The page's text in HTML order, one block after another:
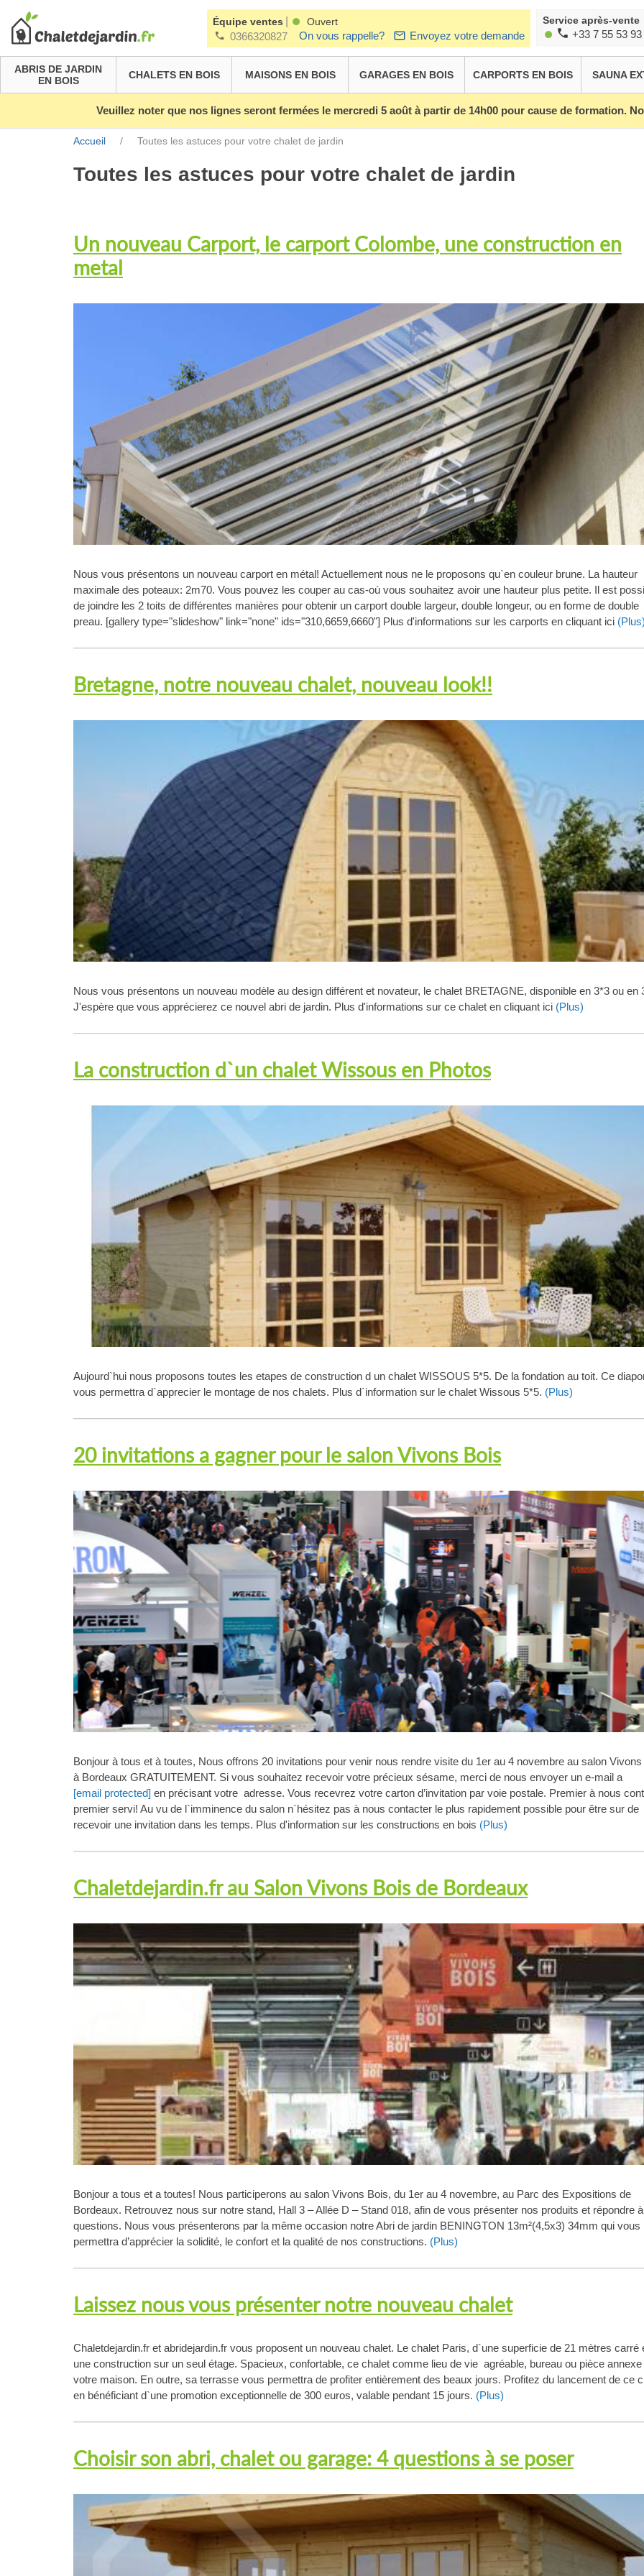
Équipe ventes Ouvert
0366320827 On vous rappelle? Envoyez votre demande
Service après-vente
+33 7 55 53 93
ABRIS DE JARDIN
EN BOIS
CHALETS EN BOIS MAISONS EN BOIS GARAGES EN BOIS CARPORTS EN BOIS SAUNA
Veuillez noter que nos lignes seront fermées le mercredi 5 août à partir de 14h00 pour cause de formation.
Accueil / Toutes les astuces pour votre chalet de jardin
Toutes les astuces pour votre chalet de jardin
Un nouveau Carport, le carport Colombe, une construction en
metal
Nous vous présentons un nouveau carport en métal! Actuellement nous ne le proposons qu`en couleur brune. La hauteur
maximale des poteaux: 2m70. Vous pouvez les couper au cas-où vous souhaitez avoir une hauteur plus petite. Il est
de joindre les 2 toits de différentes manières pour obtenir un carport double largeur, double longeur, ou en forme de double
preau. [gallery type="slideshow" link="none" ids="310,6659,6660"] Plus d'informations sur les carports en cliquant ici
Bretagne, notre nouveau chalet, nouveau look!!
Nous vous présentons un nouveau modèle au design différent et novateur, le chalet BRETAGNE, disponible en 3*3 ou en
J'espère que vous apprécierez ce nouvel abri de jardin. Plus d'informations sur ce chalet en cliquant ici (Plus)
La construction d`un chalet Wissous en Photos
Aujourd`hui nous proposons toutes les etapes de construction d un chalet WISSOUS 5*5. De la fondation au toit. Ce
vous permettra d`apprecier le montage de nos chalets. Plus d`information sur le chalet Wissous 5*5. (Plus)
20 invitations a gagner pour le salon Vivons Bois
Bonjour à tous et à toutes, Nous offrons 20 invitations pour venir nous rendre visite du 1er au 4 novembre au salon
à Bordeaux GRATUITEMENT. Si vous souhaitez recevoir votre précieux sésame, merci de nous envoyer un e-mail a
[email protected] en précisant votre adresse. Vous recevrez votre carton d’invitation par voie postale. Premier à nous
premier servi! Au vu de l`imminence du salon n`hésitez pas à nous contacter le plus rapidement possible pour être sur de
recevoir une invitation dans les temps. Plus d'information sur les constructions en bois (Plus)
Chaletdejardin.fr au Salon Vivons Bois de Bordeaux
Bonjour a tous et a toutes! Nous participerons au salon Vivons Bois, du 1er au 4 novembre, au Parc des Expositions de
Bordeaux. Retrouvez nous sur notre stand, Hall 3 – Allée D – Stand 018, afin de vous présenter nos produits et répondre
questions. Nous vous présenterons par la même occasion notre Abri de jardin BENINGTON 13m²(4,5x3) 34mm qui vous
permettra d’apprécier la solidité, le confort et la qualité de nos constructions. (Plus)
Laissez nous vous présenter notre nouveau chalet
Chaletdejardin.fr et abridejardin.fr vous proposent un nouveau chalet. Le chalet Paris, d`une superficie de 21 mètres carré
une construction sur un seul étage. Spacieux, confortable, ce chalet comme lieu de vie agréable, bureau ou pièce annexe
votre maison. En outre, sa terrasse vous permettra de profiter entièrement des beaux jours. Profitez du lancement de ce
en bénéficiant d`une promotion exceptionnelle de 300 euros, valable pendant 15 jours. (Plus)
Choisir son abri, chalet ou garage: 4 questions à se poser